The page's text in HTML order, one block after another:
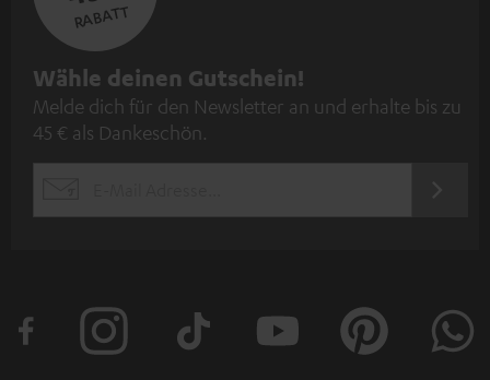
RABATT
N
e
w
e
Wähle deinen Gutschein!
Melde dich für den Newsletter an und erhalte bis zu
45 € als Dankeschön.